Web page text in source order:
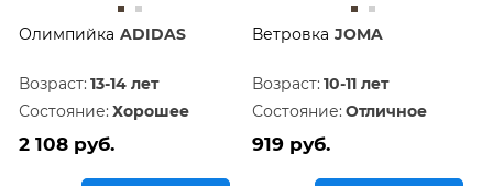
Олимпийка ADIDAS
Возраст: 13-14 лет
Состояние: Хорошее
2 108 руб.
Ветровка JOMA
Возраст: 10-11 лет
Состояние: Отличное
919 руб.